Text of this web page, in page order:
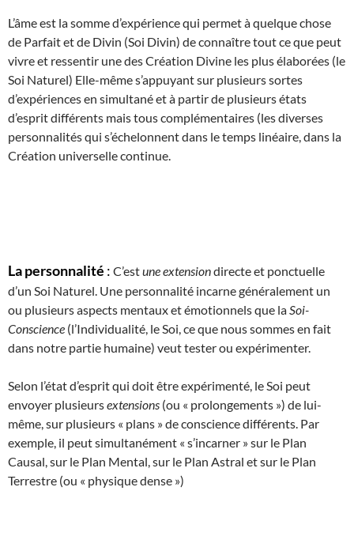
L’âme est la somme d’expérience qui permet à quelque chose
de Parfait et de Divin (Soi Divin) de connaître tout ce que peut
vivre et ressentir une des Création Divine les plus élaborées (le
Soi Naturel) Elle-même s’appuyant sur plusieurs sortes
d’expériences en simultané et à partir de plusieurs états
d’esprit différents mais tous complémentaires (les diverses
personnalités qui s’échelonnent dans le temps linéaire, dans la
Création universelle continue.
La personnalité : C’estune extensiondirecte et ponctuelle
d’un Soi Naturel. Une personnalité incarne généralement un
ou plusieurs aspects mentaux et émotionnels que la Soi-
Conscience (l’Individualité, le Soi, ce que nous sommes en fait
dans notre partie humaine) veut tester ou expérimenter.
Selon l’état d’esprit qui doit être expérimenté, le Soi peut
envoyer plusieursextensions (ou « prolongements ») de lui-
même, sur plusieurs « plans » de conscience différents. Par
exemple, il peut simultanément « s’incarner » sur le Plan
Causal, sur le Plan Mental, sur le Plan Astral et sur le Plan
Terrestre (ou « physique dense »)